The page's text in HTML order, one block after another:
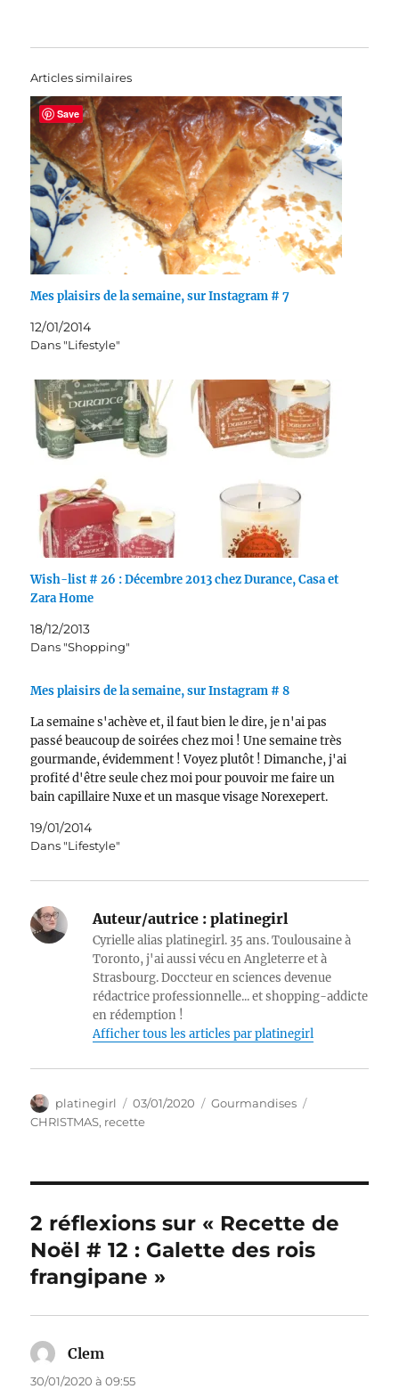
Articles similaires
Mes plaisirs de la semaine, sur Instagram # 7
12/01/2014
Dans "Lifestyle"
Wish-list # 26 : Décembre 2013 chez Durance, Casa et
Zara Home
18/12/2013
Dans "Shopping"
Mes plaisirs de la semaine, sur Instagram # 8
La semaine s'achève et, il faut bien le dire, je n'ai pas
passé beaucoup de soirées chez moi ! Une semaine très
gourmande, évidemment ! Voyez plutôt ! Dimanche, j'ai
profité d'être seule chez moi pour pouvoir me faire un
bain capillaire Nuxe et un masque visage Norexepert.
19/01/2014
Dans "Lifestyle"
Auteur/autrice : platinegirl
Cyrielle alias platinegirl. 35 ans. Toulousaine à
Toronto, j'ai aussi vécu en Angleterre et à
Strasbourg. Doccteur en sciences devenue
rédactrice professionnelle... et shopping-addicte
en rédemption !
Afficher tous les articles par platinegirl
Auteur
platinegirl
Publié
le
03/01/2020 Catégories
Gourmandises
CHRISTMAS, recette
2 réflexions sur « Recette de
Noël # 12 : Galette des rois
frangipane »
Clem
30/01/2020 à 09:55
Save